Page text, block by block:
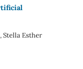
Stella Esther